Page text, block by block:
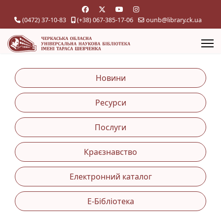
(0472) 37-10-83 (+38) 067-385-17-06 ounb@library.ck.ua
Новини
Ресурси
Послуги
Краєзнавство
Електронний каталог
Е-Бібліотека